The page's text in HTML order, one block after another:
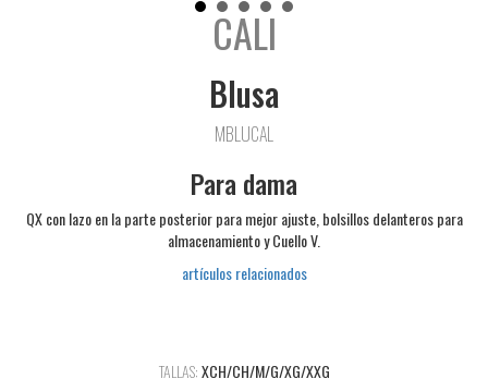
CALI
Blusa
MBLUCAL
Para dama
QX con lazo en la parte posterior para mejor ajuste, bolsillos delanteros para
almacenamiento y Cuello V.
artículos relacionados
TALLAS:XCH/CH/M/G/XG/XXG